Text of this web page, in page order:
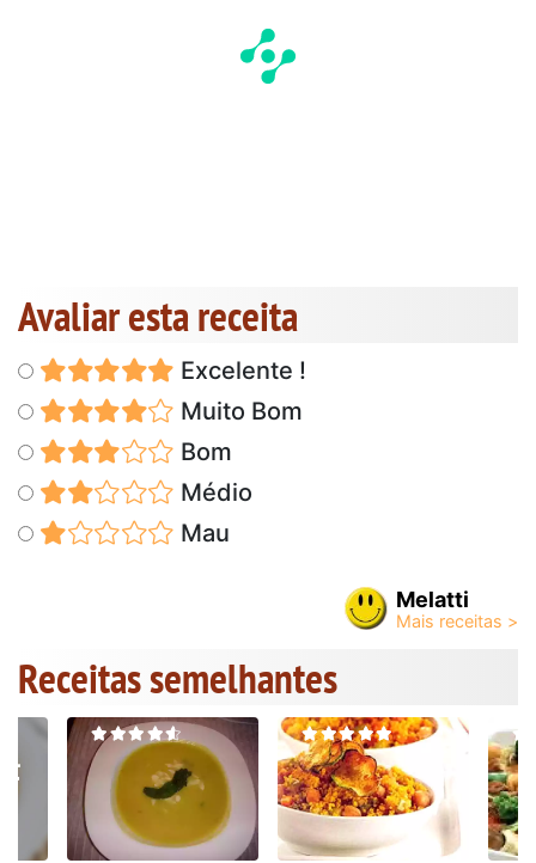
Avaliar esta receita
Excelente !
Muito Bom
Bom
Médio
Mau
Melatti
Receitas semelhantes